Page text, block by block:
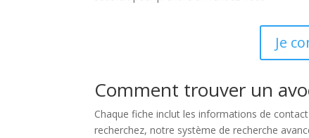
Je
Comment trouver un
Chaque fiche inclut les informations de
recherchez, notre système de recherche